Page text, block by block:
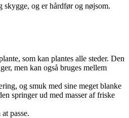
skygge, og er hårdfør og nøjsom.
som kan plantes alle steder. Den
men kan også bruges mellem
og smuk med sine meget blanke
springer ud med masser af friske
passe.